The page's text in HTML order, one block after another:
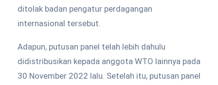
ditolak badan pengatur perdagangan
internasional tersebut.
Adapun, putusan panel telah lebih dahulu
didistribusikan kepada anggota WTO lainnya pada
30 November 2022 lalu. Setelah itu, putusan panel